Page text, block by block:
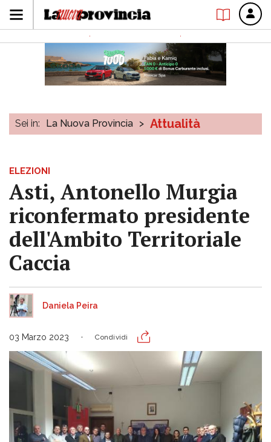
Sei in: La Nuova Provincia > Attualità
ELEZIONI
Asti, Antonello Murgia
riconfermato presidente
dell'Ambito Territoriale
Caccia
Daniela Peira
03 Marzo 2023 Condividi